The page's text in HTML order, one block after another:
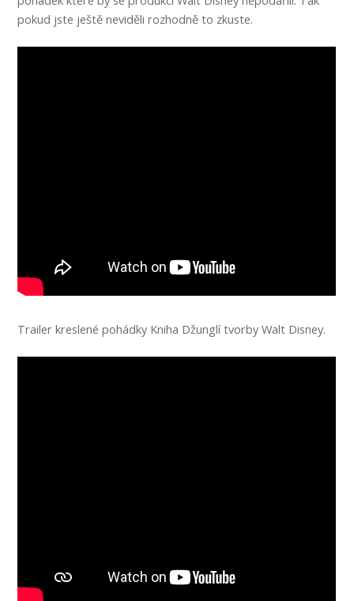
pokud jste ještě neviděli rozhodně to zkuste.
Trailer kreslené pohádky Kniha Džunglí tvorby Walt Disney.